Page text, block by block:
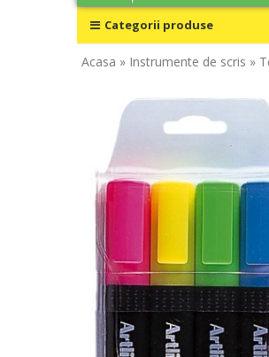
Categorii produse
Acasa » Instrumente de scris »